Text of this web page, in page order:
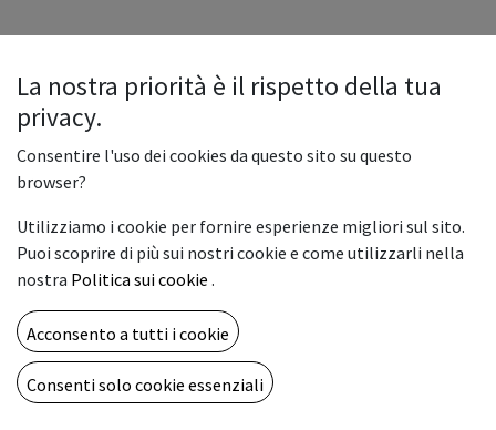
Copyright © Vemar sas
La nostra priorità è il rispetto della tua
privacy.
Consentire l'uso dei cookies da questo sito su questo
browser?
Utilizziamo i cookie per fornire esperienze migliori sul sito.
Puoi scoprire di più sui nostri cookie e come utilizzarli nella
nostra Politica sui cookie .
Acconsento a tutti i cookie
Consenti solo cookie essenziali